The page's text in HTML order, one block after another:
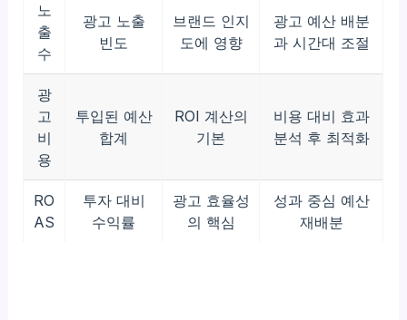
노
출
수
광고 노출
빈도
브랜드 인지
도에 영향
광고 예산 배분
과 시간대 조절
광
고
비
용
투입된 예산
합계
ROI 계산의
기본
비용 대비 효과
분석 후 최적화
RO
AS
투자 대비
수익률
광고 효율성
의 핵심
성과 중심 예산
재배분